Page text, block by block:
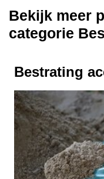
Bekijk meer
categorie
Bestrating